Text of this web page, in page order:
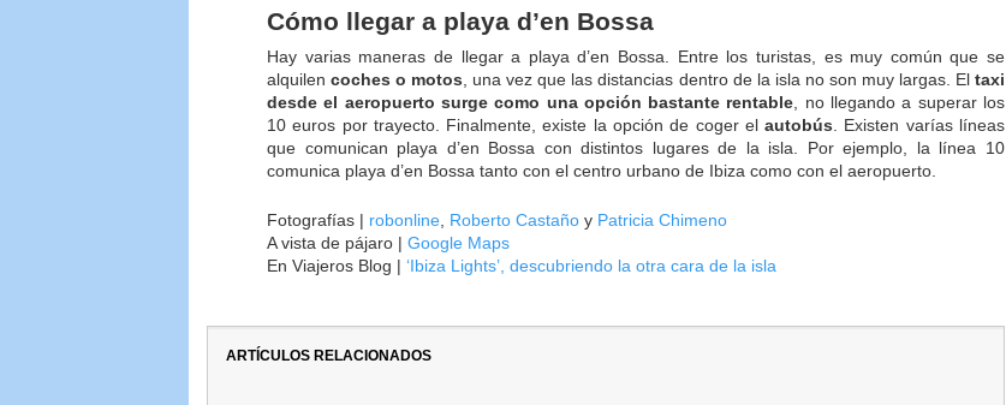
Cómo llegar a playa d’en Bossa
Hay varias maneras de llegar a playa d’en Bossa. Entre los turistas, es muy común que se
alquilencoches o motos, una vez que las distancias dentro de la isla no son muy largas. Eltaxi
desde el aeropuerto surge como una opción bastante rentable, no llegando a superar los
10 euros por trayecto. Finalmente, existe la opción de coger elautobús. Existen varías líneas
que comunican playa d’en Bossa con distintos lugares de la isla. Por ejemplo, la línea 10
comunica playa d’en Bossa tanto con el centro urbano de Ibiza como con el aeropuerto.
Fotografías | robonline Roberto Castaño y Patricia Chimeno
A vista de pájaro | Google Maps
En Viajeros Blog | ‘Ibiza Lights’, descubriendo la otra cara de la isla
ARTÍCULOS RELACIONADOS